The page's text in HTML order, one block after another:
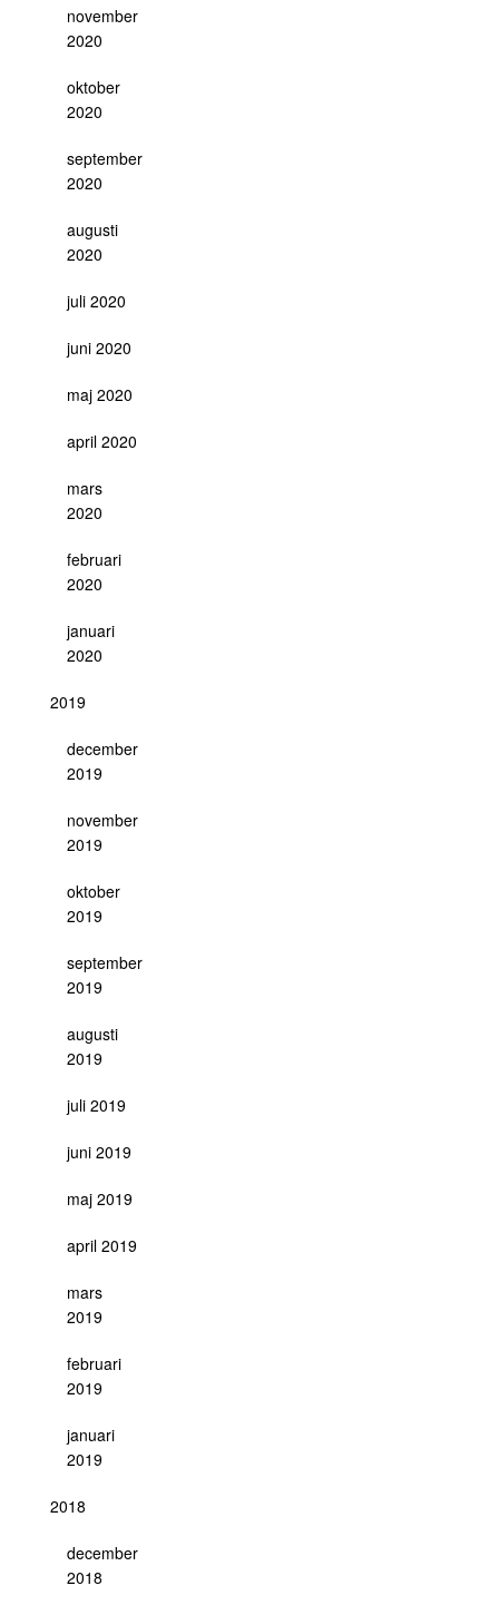
november
2020
oktober
2020
september
2020
augusti
2020
juli 2020
juni 2020
maj 2020
april 2020
mars
2020
februari
2020
januari
2020
2019
december
2019
november
2019
oktober
2019
september
2019
augusti
2019
juli 2019
juni 2019
maj 2019
april 2019
mars
2019
februari
2019
januari
2019
2018
december
2018